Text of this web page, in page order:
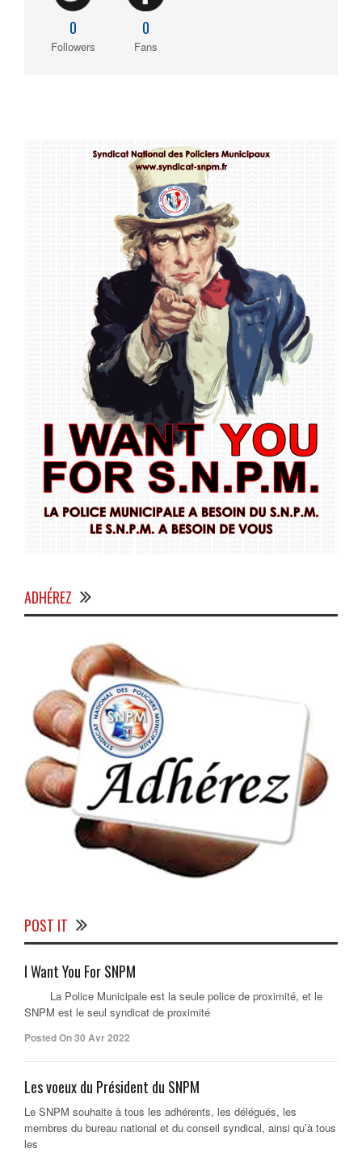
0
Followers
0
Fans
ADHÉREZ
POST IT
I Want You For SNPM
La Police Municipale est la seule police de proximité, et le
SNPM est le seul syndicat de proximité
Posted On 30 Avr 2022
Les voeux du Président du SNPM
Le SNPM souhaite à tous les adhérents, les délégués, les
membres du bureau national et du conseil syndical, ainsi qu’à tous
les